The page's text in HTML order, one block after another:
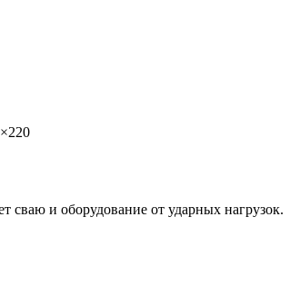
и оборудование от ударных нагрузок.